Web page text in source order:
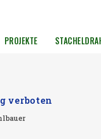
PROJEKTE
verboten